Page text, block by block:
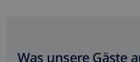
Was unsere Gäste